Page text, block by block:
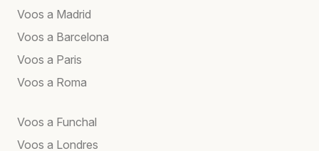
Voos a Madrid
Voos a Barcelona
Voos a Paris
Voos a Roma
Voos a Funchal
Voos a Londres